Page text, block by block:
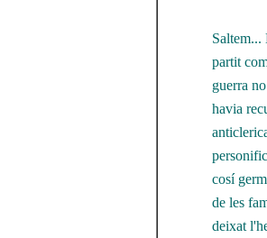
Saltem...
partit
guerra
havia
cosí
de les
deixat